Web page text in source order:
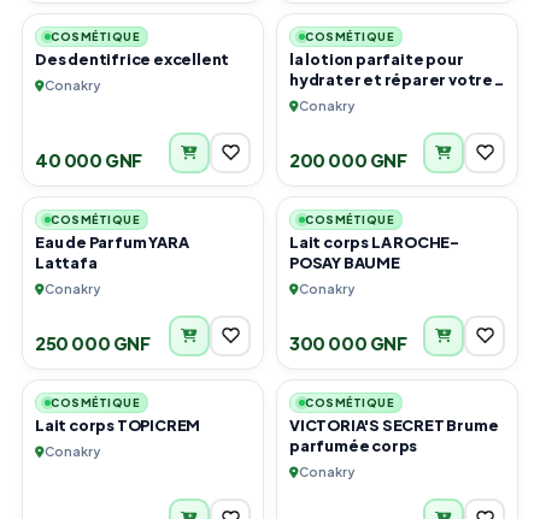
COSMÉTIQUE
Des dentifrice excellent
Conakry
40 000 GNF
COSMÉTIQUE
la lotion parfaite pour
hydrater et réparer votre
peau en profondeur.
Conakry
200 000 GNF
2
COSMÉTIQUE
Eau de Parfum YARA
Lattafa
Conakry
250 000 GNF
1
COSMÉTIQUE
Lait corps LA ROCHE-
POSAY BAUME
Conakry
300 000 GNF
1
COSMÉTIQUE
Lait corps TOPICREM
Conakry
2
COSMÉTIQUE
VICTORIA'S SECRET Brume
parfumée corps
Conakry